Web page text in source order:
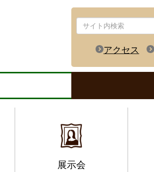
アクセス
展示会